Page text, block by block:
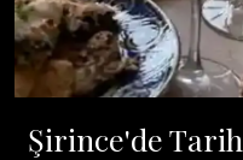
Şirince'de Tarih